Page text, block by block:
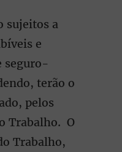
sujeitos a
e
seguro-
terão o
pelos
Trabalho. O
Trabalho,